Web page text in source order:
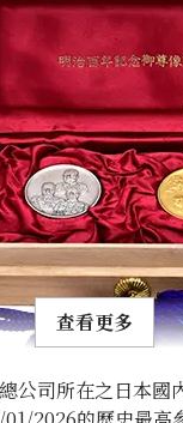
查看更多
公司所在之日本國